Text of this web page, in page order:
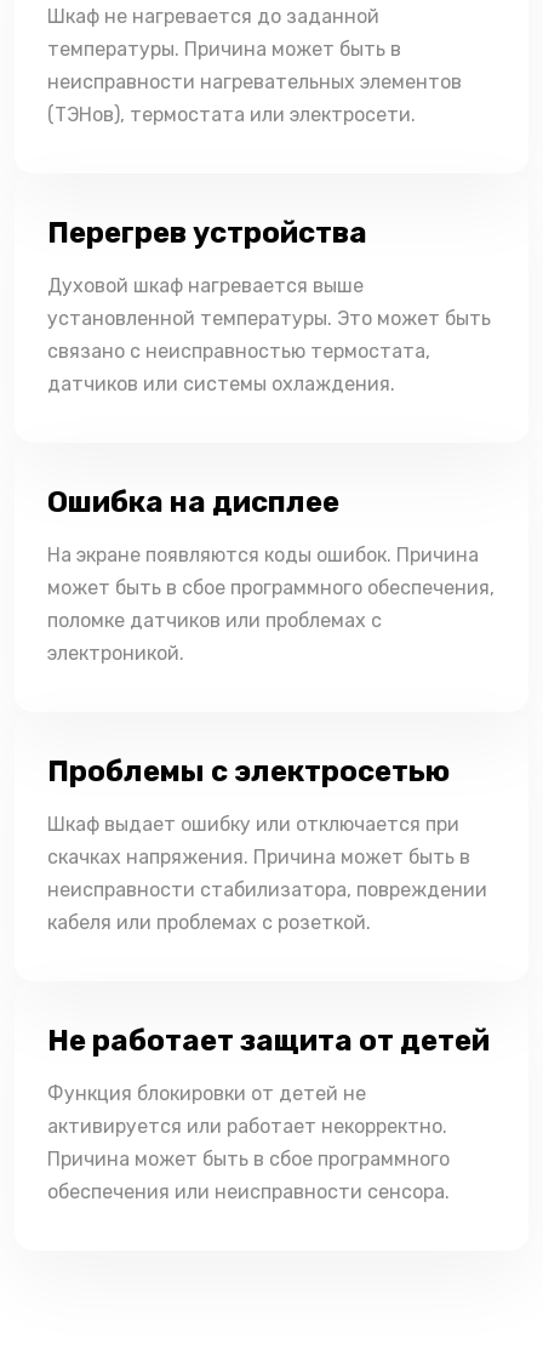
Шкаф не нагревается до заданной
температуры. Причина может быть в
неисправности нагревательных элементов
(ТЭНов), термостата или электросети.
Перегрев устройства
Духовой шкаф нагревается выше
установленной температуры. Это может быть
связано с неисправностью термостата,
датчиков или системы охлаждения.
Ошибка на дисплее
На экране появляются коды ошибок. Причина
может быть в сбое программного обеспечения,
поломке датчиков или проблемах с
электроникой.
Проблемы с электросетью
Шкаф выдает ошибку или отключается при
скачках напряжения. Причина может быть в
неисправности стабилизатора, повреждении
кабеля или проблемах с розеткой.
Не работает защита от детей
Функция блокировки от детей не
активируется или работает некорректно.
Причина может быть в сбое программного
обеспечения или неисправности сенсора.